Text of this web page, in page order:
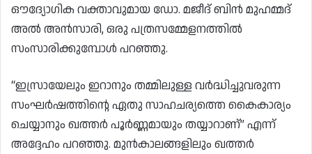
ഔദ്യോഗിക വക്താവുമായ ഡോ. മജീദ് ബിൻ മുഹമ്മദ്
അൽ അൻസാരി, ഒരു പത്രസമ്മേളനത്തിൽ
സംസാരിക്കുമ്പോൾ പറഞ്ഞു.
“ഇസ്രായേലും ഇറാനും തമ്മിലുള്ള വർദ്ധിച്ചുവരുന്ന
സംഘർഷത്തിന്റെ ഏതു സാഹചര്യത്തെ കൈകാര്യം
ചെയ്യാനും ഖത്തർ പൂർണ്ണമായും തയ്യാറാണ്” എന്ന്
അദ്ദേഹം പറഞ്ഞു. മുൻകാലങ്ങളിലും ഖത്തർ